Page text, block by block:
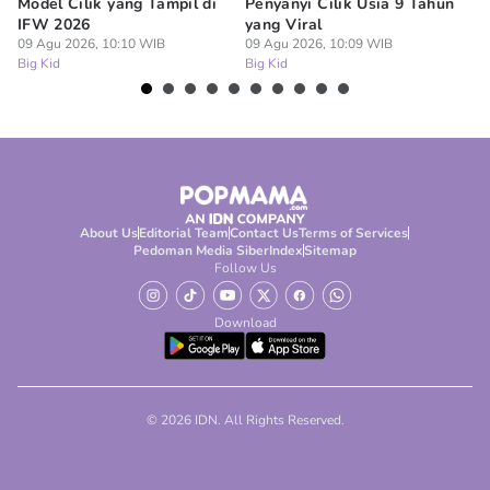
IFW 2026
09 Agu 2026, 10:10 WIB
Big Kid
yang Viral
09 Agu 2026, 10:09 WIB
Big Kid
About UsEditorial TeamContact UsTerms of Services
Pedoman Media SiberIndexSitemap
Follow Us
Download
© 2026 IDN. All Rights Reserved.